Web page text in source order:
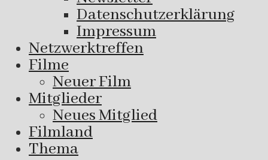
Datenschutzerklärung
Impressum
Netzwerktreffen
Filme
Neuer Film
Mitglieder
Neues Mitglied
Filmland
Thema